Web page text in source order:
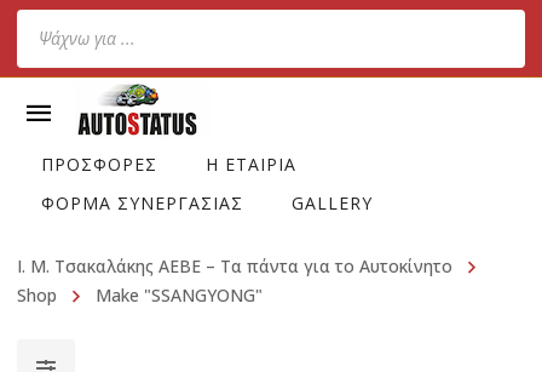
Products
search
ΠΡΟΣΦΟΡΕΣ
Η ΕΤΑΙΡΙΑ
ΦΟΡΜΑ ΣΥΝΕΡΓΑΣΙΑΣ
GALLERY
Ι. Μ. Τσακαλάκης ΑΕΒΕ – Τα πάντα για το Αυτοκίνητο
Shop
Make "SSANGYONG"